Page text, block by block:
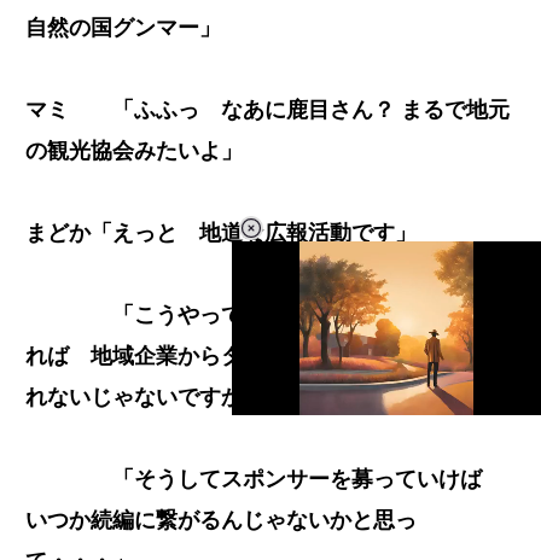
m
t
d
e
d
:
自然の国グンマー」
マミ 「ふふっ なあに鹿目さん？ まるで地元
の観光協会みたいよ」
まどか「えっと 地道な広報活動です」
「こうやって地元の良さをアピールして
れば 地域企業からタイアップ企画が来るかもし
れないじゃないですか」
「そうしてスポンサーを募っていけば
いつか続編に繋がるんじゃないかと思っ